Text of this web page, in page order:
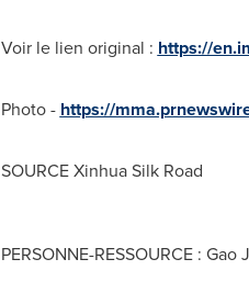
Voir le lien original : https://
Photo - https://
SOURCE Xinhua Silk Road
PERSONNE-RESSOURCE :